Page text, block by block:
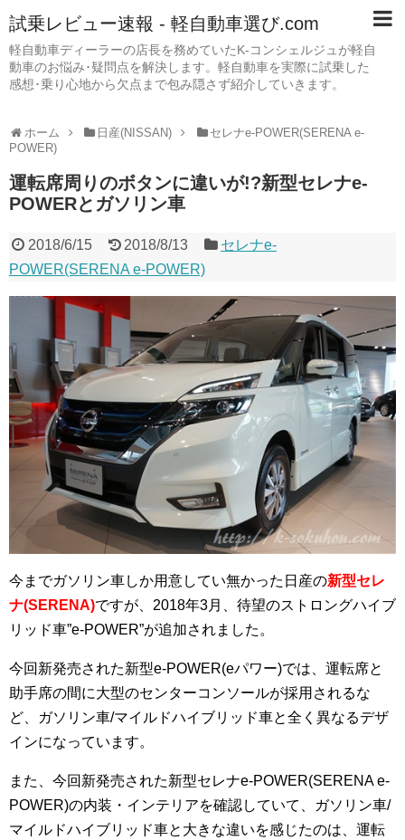
試乗レビュー速報 - 軽自動車選び.com
軽自動車ディーラーの店長を務めていたK-コンシェルジュが軽自
動車のお悩み･疑問点を解決します。軽自動車を実際に試乗した
感想･乗り心地から欠点まで包み隠さず紹介していきます。
ホーム 日産(NISSAN)
セレナe-POWER(SERENA e-
POWER)
運転席周りのボタンに違いが!?新型セレナe-
POWERとガソリン車
2018/6/15 2018/8/13
セレナe-
POWER(SERENA e-POWER)
今までガソリン車しか用意してい無かった日産の新型セレ
ナ(SERENA)ですが、2018年3月、待望のストロングハイブ
リッド車”e-POWER”が追加されました。
今回新発売された新型e-POWER(eパワー)では、運転席と
助手席の間に大型のセンターコンソールが採用されるな
ど、ガソリン車/マイルドハイブリッド車と全く異なるデザ
インになっています。
また、今回新発売された新型セレナe-POWER(SERENA e-
POWER)の内装・インテリアを確認していて、ガソリン車/
マイルドハイブリッド車と大きな違いを感じたのは、運転